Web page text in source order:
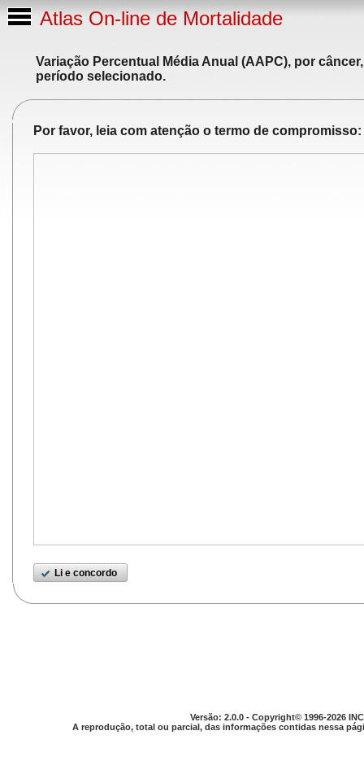
Atlas On-line de Mortalidade
Variação Percentual Média Anual (AAPC), por
período selecionado.
Por favor, leia com atenção o termo de compromisso:
Li e concordo
Versão: 2.0.0 - Copyright© 1996-2026
A reprodução, total ou parcial, das informações contidas nessa